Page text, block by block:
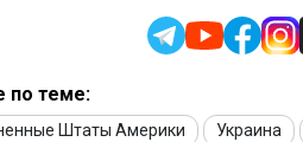
по теме:
Штаты Америки Украина